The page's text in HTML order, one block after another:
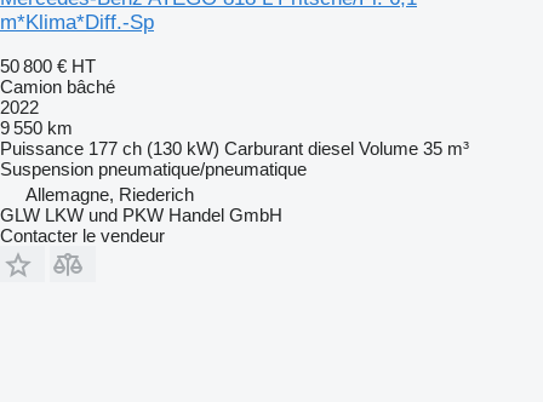
m*Klima*Diff.-Sp
50 800 € HT
Camion bâché
2022
9 550 km
Puissance 177 ch (130 kW) Carburant diesel Volume 35 m³
Suspension pneumatique/pneumatique
Allemagne, Riederich
GLW LKW und PKW Handel GmbH
Contacter le vendeur